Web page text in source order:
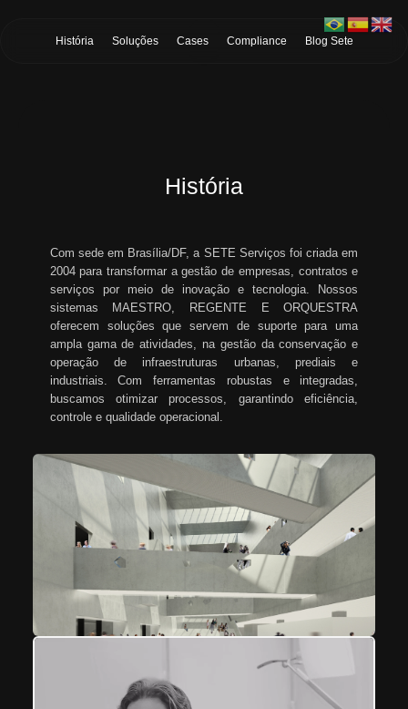
História Soluções Cases Compliance Blog Sete
História
Com sede em Brasília/DF, a SETE Serviços foi criada em
2004 para transformar a gestão de empresas, contratos e
serviços por meio de inovação e tecnologia. Nossos
sistemas MAESTRO, REGENTE E ORQUESTRA
oferecem soluções que servem de suporte para uma
ampla gama de atividades, na gestão da conservação e
operação de infraestruturas urbanas, prediais e
industriais. Com ferramentas robustas e integradas,
buscamos otimizar processos, garantindo eficiência,
controle e qualidade operacional.